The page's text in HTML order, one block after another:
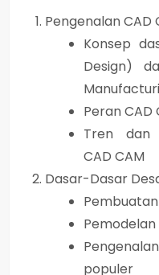
Pengenalan CAD
Konsep
Design)
Peran
Tren dan
CAD CAM
Dasar-Dasar
populer